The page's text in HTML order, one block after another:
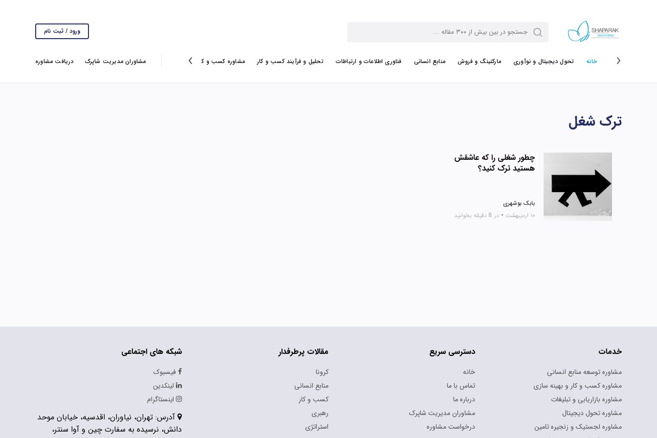
ورود / ثبت نام
خانه تحول دیجیتال و نوآوری مارکتینگ و فروش منابع انسانی فناوری اطلاعات و ارتباطات تحلیل و فرآیند کسب و کار مشاوره کسب و کار گزارش ها ویروس کرونامشاوران مدیریت شاپرک دریافت مشاوره
ترک شغل
چطور شغلی را که عاشقش
هستید ترک کنید؟
بابک بوشهری
۱۰ اردیبهشت
• در 8 دقیقه بخوانید
خدمات
مشاوره توسعه منابع انسانی
مشاوره کسب و کار و بهینه سازی
مشاوره بازاریابی و تبلیغات
مشاوره تحول دیجیتال
مشاوره لجستیک و زنجیره تامین
دسترسی سریع
خانه
تماس با ما
درباره ما
مشاوران مدیریت شاپرک
درخواست مشاوره
مقالات پرطرفدار
کرونا
منابع انسانی
کسب و کار
رهبری
استراتژی
شبکه های اجتماعی
فیسبوک
لینکدین
اینستاگرام
آدرس: تهران، نیاوران، اقدسیه، خیابان موحد
دانش، نرسیده به سفارت چین و آوا سنتر،